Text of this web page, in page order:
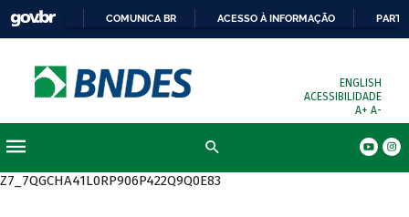
COMUNICA BR ACESSO À INFORMAÇÃO
ENGLISH
ACESSIBILIDADE
A+ A-
Z7_7QGCHA41L0RP906P422Q9Q0E83